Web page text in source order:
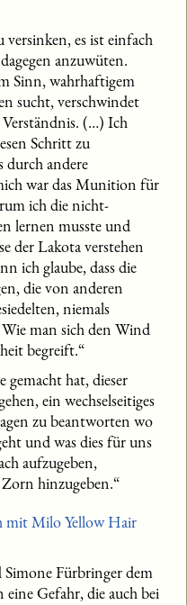
versinken, es ist einfach
anzuwüten.
Sinn, wahrhaftigem
sucht, verschwindet
(…) Ich
Schritt zu
durch andere
war das Munition für
ich die nicht-
lernen musste und
der Lakota verstehen
ich glaube, dass die
die von anderen
niemals
man sich den Wind
begreift.“
gemacht hat, dieser
ein wechselseitiges
zu beantworten wo
und was dies für uns
aufzugeben,
hinzugeben.“
Fürbringer dem
eine Gefahr, die auch bei